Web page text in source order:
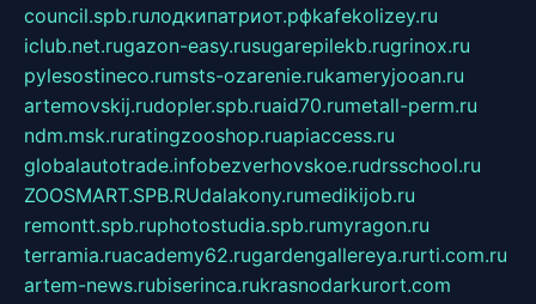
council.spb.ruлодкипатриот.рфkafekolizey.ru
iclub.net.rugazon-easy.rusugarepilekb.rugrinox.ru
pylesostineco.rumsts-ozarenie.rukameryjooan.ru
artemovskij.rudopler.spb.ruaid70.rumetall-perm.ru
ndm.msk.ruratingzooshop.ruapiaccess.ru
globalautotrade.infobezverhovskoe.rudrsschool.ru
ZOOSMART.SPB.RUdalakony.rumedikijob.ru
remontt.spb.ruphotostudia.spb.rumyragon.ru
terramia.ruacademy62.rugardengallereya.rurti.com.ru
artem-news.rubiserinca.rukrasnodarkurort.com